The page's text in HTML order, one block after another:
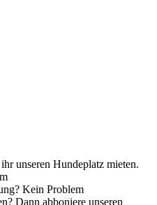
unseren Hundeplatz mieten.
Kein Problem
Dann abboniere unseren